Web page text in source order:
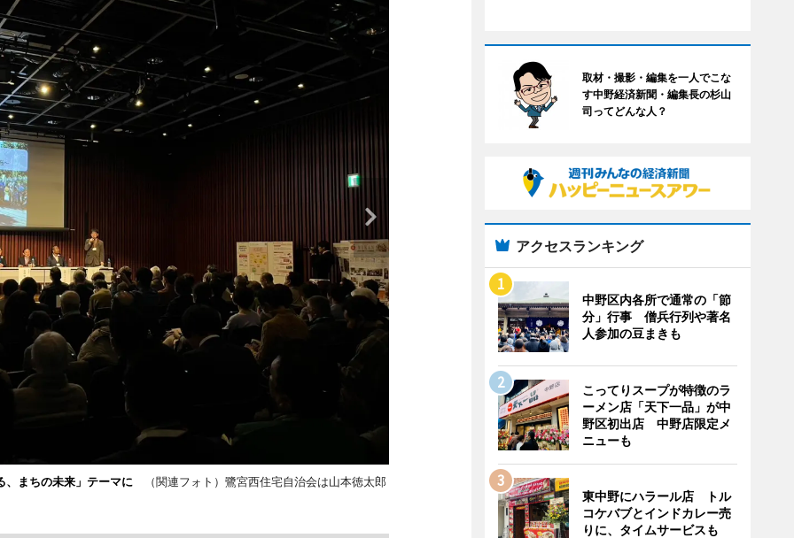
まちの未来」テーマに （関連フォト）鷺宮西住宅自治会は山本徳太郎
取材・撮影・編集を一人でこな
す中野経済新聞・編集長の杉山
司ってどんな人？
アクセスランキング
中野区内各所で通常の「節
分」行事 僧兵行列や著名
人参加の豆まきも
こってりスープが特徴のラ
ーメン店「天下一品」が中
野区初出店 中野店限定メ
ニューも
東中野にハラール店 トル
コケバブとインドカレー売
りに、タイムサービスも